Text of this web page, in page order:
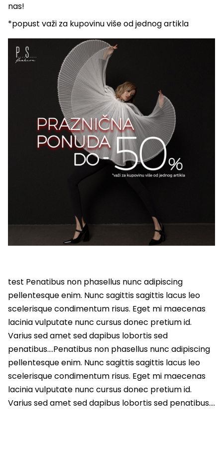
nas!
*popust važi za kupovinu više od jednog artikla
test Penatibus non phasellus nunc adipiscing
pellentesque enim. Nunc sagittis sagittis lacus leo
scelerisque condimentum risus. Eget mi maecenas
lacinia vulputate nunc cursus donec pretium id.
Varius sed amet sed dapibus lobortis sed
penatibus….Penatibus non phasellus nunc adipiscing
pellentesque enim. Nunc sagittis sagittis lacus leo
scelerisque condimentum risus. Eget mi maecenas
lacinia vulputate nunc cursus donec pretium id.
Varius sed amet sed dapibus lobortis sed penatibus….